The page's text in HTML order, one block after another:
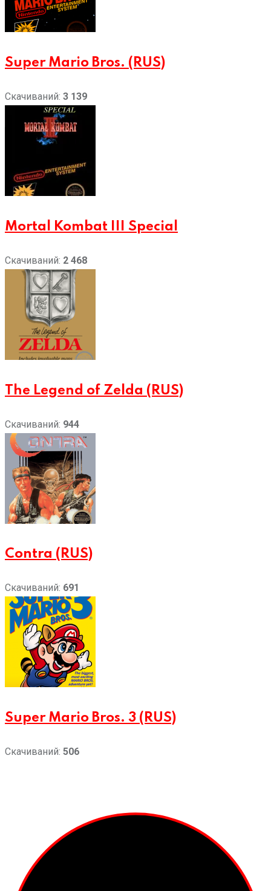
Super Mario Bros. (RUS)
Скачиваний: 3 139
Mortal Kombat III Special
Скачиваний: 2 468
The Legend of Zelda (RUS)
Скачиваний: 944
Contra (RUS)
Скачиваний: 691
Super Mario Bros. 3 (RUS)
Скачиваний: 506